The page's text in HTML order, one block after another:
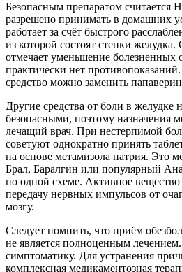
Безопасным препаратом считается
разрешено принимать в домашних
работает за счёт быстрого
из которой состоят стенки
отмечает уменьшение
практически нет
средство можно заменить
Другие средства от боли в желудке
безопасными, поэтому назначения
лечащий врач. При нестерпимой
советуют однократно принять
на основе метамизола натрия. Это
Брал, Баралгин или популярный
по одной схеме. Активное вещество
передачу нервных импульсов от
мозгу.
Следует помнить, что приём
не является полноценным
симптоматику. Для устранения
комплексная медикаментозная